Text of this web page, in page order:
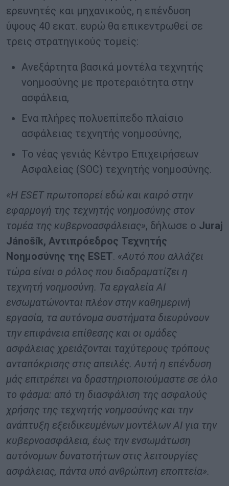
ερευνητές και μηχανικούς, η επένδυση
ύψους 40 εκατ. ευρώ θα επικεντρωθεί σε
τρεις στρατηγικούς τομείς:
Ανεξάρτητα βασικά μοντέλα τεχνητής
νοημοσύνης με προτεραιότητα στην
ασφάλεια,
Ενα πλήρες πολυεπίπεδο πλαίσιο
ασφάλειας τεχνητής νοημοσύνης,
Το νέας γενιάς Κέντρο Επιχειρήσεων
Ασφαλείας (SOC) τεχνητής νοημοσύνης.
«Η ESET πρωτοπορεί εδώ και καιρό στην
εφαρμογή της τεχνητής νοημοσύνης στον
τομέα της κυβερνοασφάλειας», δήλωσε ο Juraj
Jánošík, Αντιπρόεδρος Τεχνητής
Νοημοσύνης της ESET. «Αυτό που αλλάζει
τώρα είναι ο ρόλος που διαδραματίζει η
τεχνητή νοημοσύνη. Τα εργαλεία AI
ενσωματώνονται πλέον στην καθημερινή
εργασία, τα αυτόνομα συστήματα διευρύνουν
την επιφάνεια επίθεσης και οι ομάδες
ασφάλειας χρειάζονται ταχύτερους τρόπους
ανταπόκρισης στις απειλές. Αυτή η επένδυση
μάς επιτρέπει να δραστηριοποιούμαστε σε όλο
το φάσμα: από τη διασφάλιση της ασφαλούς
χρήσης της τεχνητής νοημοσύνης και την
ανάπτυξη εξειδικευμένων μοντέλων AI για την
κυβερνοασφάλεια, έως την ενσωμάτωση
αυτόνομων δυνατοτήτων στις λειτουργίες
ασφάλειας, πάντα υπό ανθρώπινη εποπτεία».